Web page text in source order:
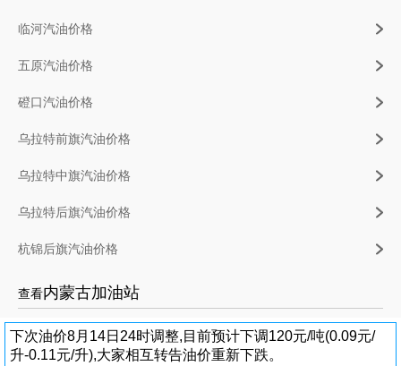
临河汽油价格
五原汽油价格
磴口汽油价格
乌拉特前旗汽油价格
乌拉特中旗汽油价格
乌拉特后旗汽油价格
杭锦后旗汽油价格
查看内蒙古加油站
下次油价8月14日24时调整,目前预计下调120元/吨(0.09元/
升-0.11元/升),大家相互转告油价重新下跌。